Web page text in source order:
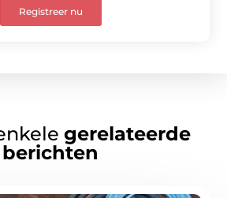
Registreer nu
gerelateerde
berichten